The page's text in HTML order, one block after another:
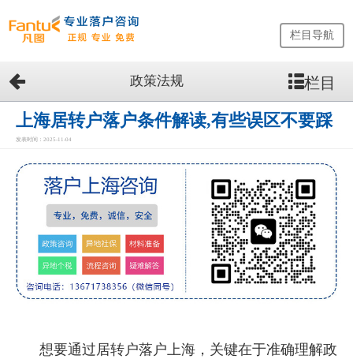
网
站
首
页
留
服
务
栏目导航
政策法规 栏目
上海居转户落户条件解读,有些误区不要踩
发表时间：2025-11-04
想要通过居转户落户上海，关键在于准确理解政